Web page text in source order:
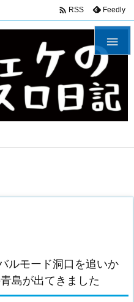

 RSS Feedly
ルモード洞口を追いか
島が出てきました